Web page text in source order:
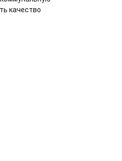
качество